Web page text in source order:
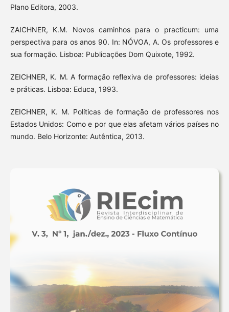
Plano Editora, 2003.
ZAICHNER, K.M. Novos caminhos para o practicum: uma
perspectiva para os anos 90. In: NÓVOA, A. Os professores e
sua formação. Lisboa: Publicações Dom Quixote, 1992.
ZEICHNER, K. M. A formação reflexiva de professores: ideias
e práticas. Lisboa: Educa, 1993.
ZEICHNER, K. M. Políticas de formação de professores nos
Estados Unidos: Como e por que elas afetam vários países no
mundo. Belo Horizonte: Autêntica, 2013.